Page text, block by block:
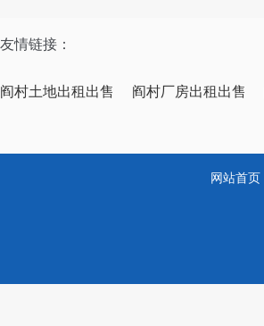
友情链接：
阎村土地出租出售 阎村厂房出租出售
网站首页